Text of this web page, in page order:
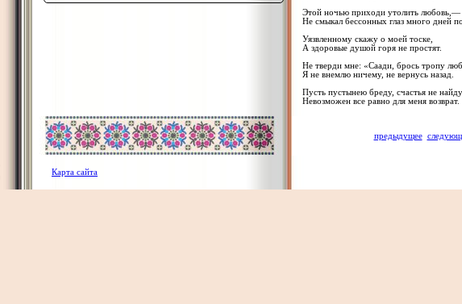
Этой ночью приходи утолить любовь,—
Не смыкал бессонных глаз много дней
Уязвленному скажу о моей тоске,
А здоровые душой горя не простят.
Не тверди мне: «Саади, брось тропу
Я не внемлю ничему, не вернусь назад.
Пусть пустынею бреду, счастья не
Невозможен все равно для меня возврат.
предыдущее
Карта сайта